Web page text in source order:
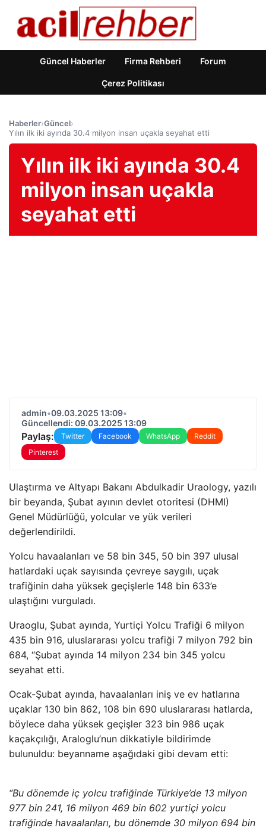
Güncel Haberler Firma Rehberi Forum
Çerez Politikası
Haberler›Güncel›
Yılın ilk iki ayında 30.4 milyon insan uçakla seyahat etti
Yılın ilk iki ayında 30.4
milyon insan uçakla
seyahat etti
admin•09.03.2025 13:09•
Güncellendi: 09.03.2025 13:09
Paylaş: Twitter Facebook WhatsApp
Reddit
Pinterest
Ulaştırma ve Altyapı Bakanı Abdulkadir Uraology, yazılı
bir beyanda, Şubat ayının devlet otoritesi (DHMI)
Genel Müdürlüğü, yolcular ve yük verileri
değerlendirildi.
Yolcu havaalanları ve 58 bin 345, 50 bin 397 ulusal
hatlardaki uçak sayısında çevreye saygılı, uçak
trafiğinin daha yüksek geçişlerle 148 bin 633’e
ulaştığını vurguladı.
Uraoglu, Şubat ayında, Yurtiçi Yolcu Trafiği 6 milyon
435 bin 916, uluslararası yolcu trafiği 7 milyon 792 bin
684, “Şubat ayında 14 milyon 234 bin 345 yolcu
seyahat etti.
Ocak-Şubat ayında, havaalanları iniş ve ev hatlarına
uçaklar 130 bin 862, 108 bin 690 uluslararası hatlarda,
böylece daha yüksek geçişler 323 bin 986 uçak
kaçakçılığı, Araloglu’nun dikkatiyle bildirimde
bulunuldu: beyanname aşağıdaki gibi devam etti:
“Bu dönemde iç yolcu trafiğinde Türkiye’de 13 milyon
977 bin 241, 16 milyon 469 bin 602 yurtiçi yolcu
trafiğinde havaalanları, bu dönemde 30 milyon 694 bin